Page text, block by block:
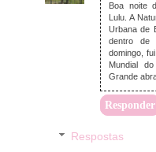
Boa noite
Lulu. A
Urbana de
dentro de
domingo,
Mundial
Grande
Responder
Respostas